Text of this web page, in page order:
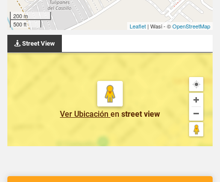
200 m
500 ft
Leaflet | Wasi - ©OpenStreetMap
Street View
Ver Ubicación en street view